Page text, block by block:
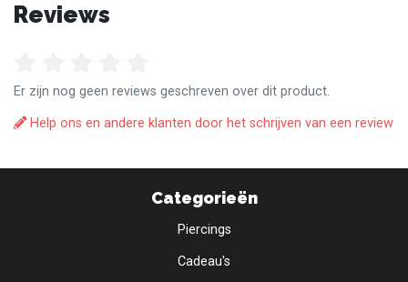
Reviews
Er zijn nog geen reviews geschreven over dit product.
Help ons en andere klanten door het schrijven van een review
Categorieën
Piercings
Cadeau's